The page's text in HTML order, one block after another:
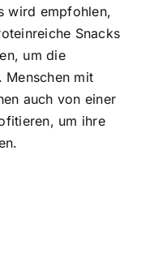
wird empfohlen,
Snacks
um die
Menschen mit
auch von einer
um ihre